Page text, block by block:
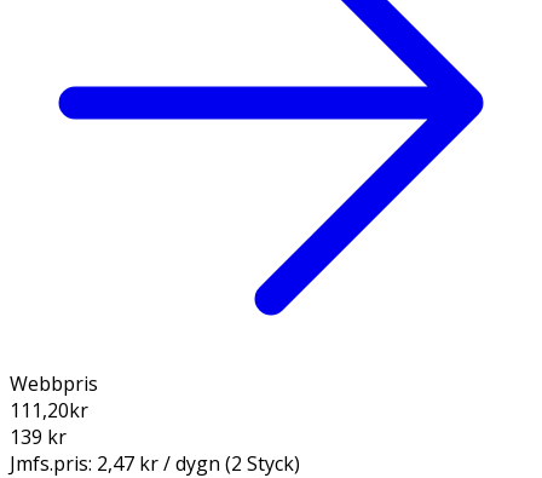
Webbpris
111,20kr
139 kr
Jmfs.pris: 2,47 kr / dygn (2 Styck)